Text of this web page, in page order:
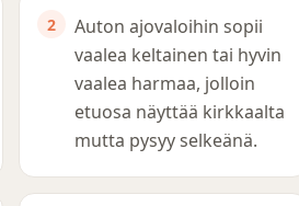
Auton ajovaloihin sopii
vaalea keltainen tai hyvin
vaalea harmaa, jolloin
etuosa näyttää kirkkaalta
mutta pysyy selkeänä.